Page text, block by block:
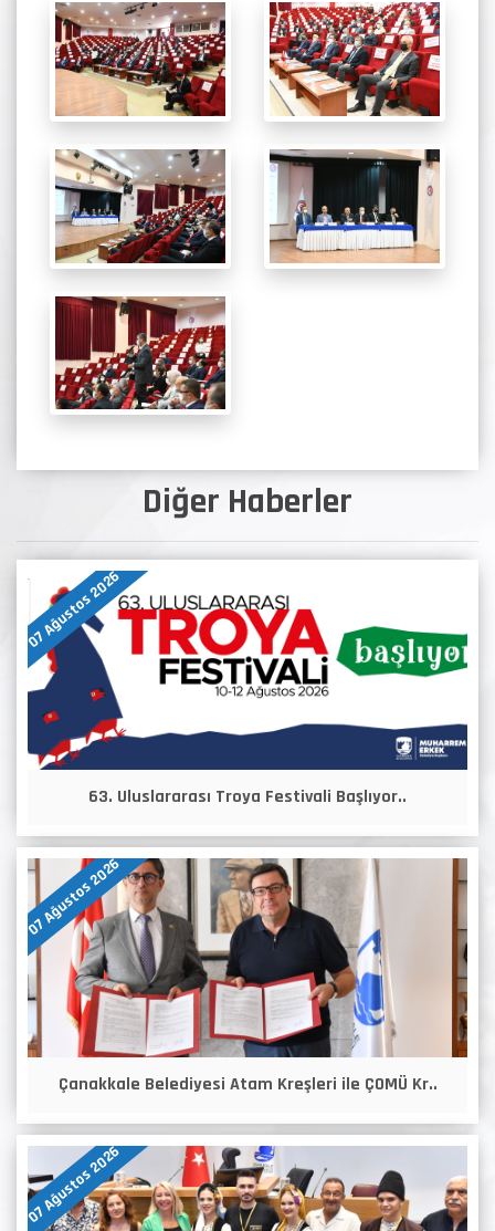
Diğer Haberler
07 Ağustos 2026
63. Uluslararası Troya Festivali Başlıyor..
07 Ağustos 2026
Çanakkale Belediyesi Atam Kreşleri ile ÇOMÜ Kr..
07 Ağustos 2026